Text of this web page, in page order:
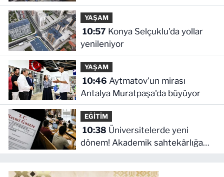
sesleriyle yaşayan miras
YAŞAM
10:57
yenileniyor
YAŞAM
10:46
Antalya Muratpaşa'da büyüyor
EĞİTİM
10:38
dönem! Akademik sahtekârlığa
hapis, öğrencilere dönüş yolu